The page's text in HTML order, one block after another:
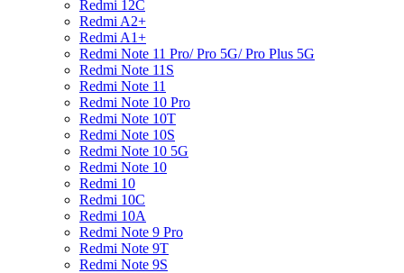
Redmi 12C
Redmi A2+
Redmi A1+
Redmi Note 11 Pro/ Pro 5G/ Pro Plus 5G
Redmi Note 11S
Redmi Note 11
Redmi Note 10 Pro
Redmi Note 10T
Redmi Note 10S
Redmi Note 10 5G
Redmi Note 10
Redmi 10
Redmi 10C
Redmi 10A
Redmi Note 9 Pro
Redmi Note 9T
Redmi Note 9S